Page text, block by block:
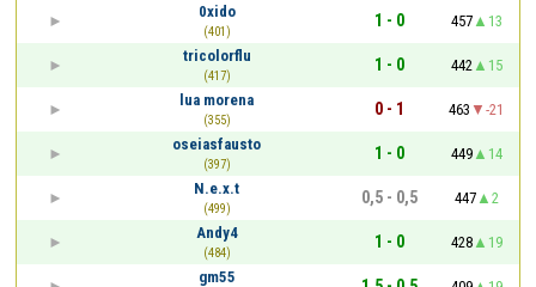
0xido
(401)
1 - 0 457
13
tricolorflu
(417)
1 - 0 442
15
lua morena
(355)
0 - 1 463
-21
oseiasfausto
(397)
1 - 0 449
14
N.e.x.t
(499)
0,5 - 0,5 447
2
Andy4
(484)
1 - 0 428
19
gm55